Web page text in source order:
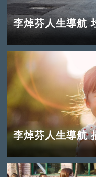
李焯芬人生導航
李焯芬人生導航